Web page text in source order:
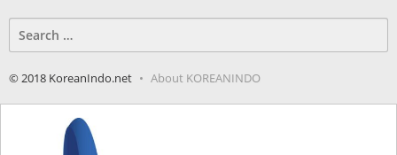
for:
© 2018 KoreanIndo.net About KOREANINDO